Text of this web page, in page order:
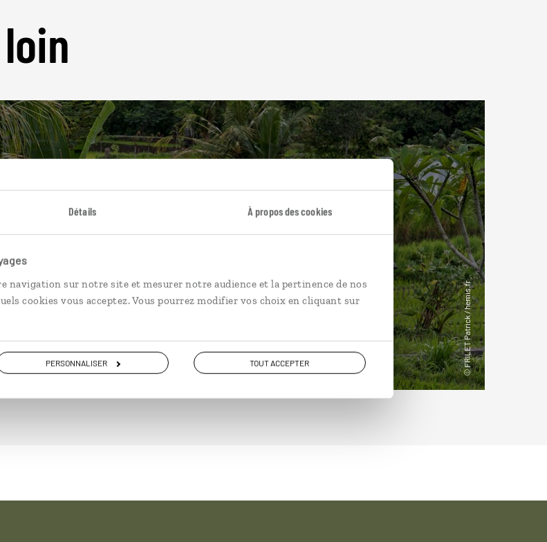
Détails À propos des cookies
navigation sur notre site et mesurer notre audience et la pertinence de nos
cookies vous acceptez. Vous pourrez modifier vos choix en cliquant sur
PERSONNALISER TOUT ACCEPTER